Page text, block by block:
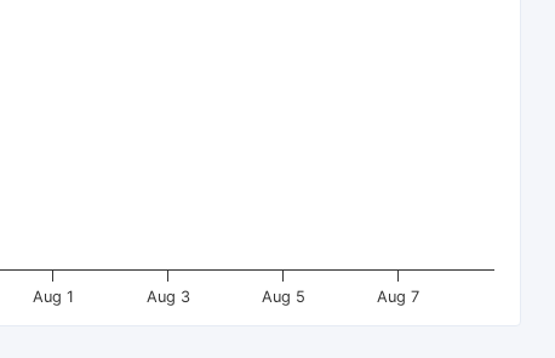
Aug 1 Aug 3 Aug 5 Aug 7